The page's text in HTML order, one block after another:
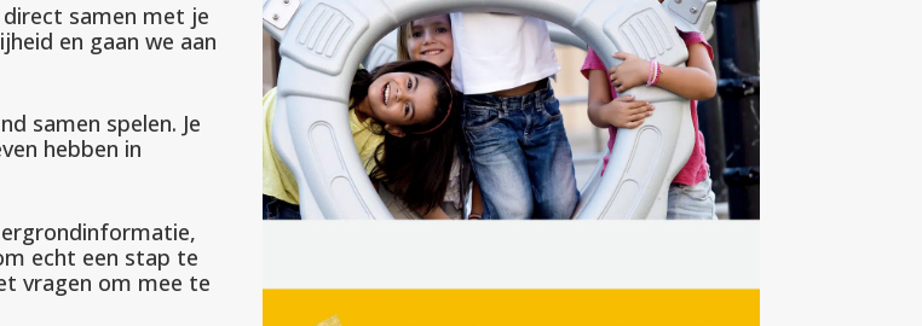
direct samen met je
en gaan we aan
samen spelen. Je
hebben in
echt een stap te
vragen om mee te